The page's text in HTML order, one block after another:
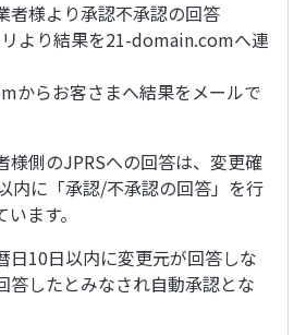
者様より承認不承認の回答
より結果を21-domain.comへ連
からお客さまへ結果をメールで
側のJPRSへの回答は、変更確
内に「承認/不承認の回答」を行
ます。
10日以内に変更元が回答しな
答したとみなされ自動承認とな